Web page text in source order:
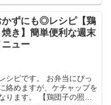
かずにも◎レシピ【鶏
焼き】簡単便利な週末
ュー
シピです。 お弁当にぴっ
絡めますが、ケチャップを
ります。 【鶏団子の照り